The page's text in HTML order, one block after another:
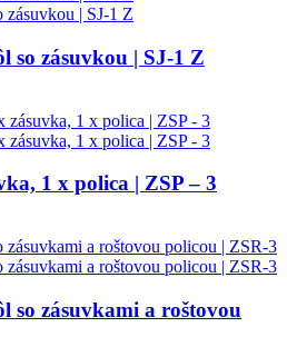
so zásuvkou | SJ-1 Z
1 x polica | ZSP – 3
so zásuvkami a roštovou